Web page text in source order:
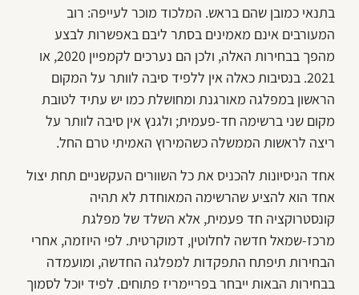
בתנאי כמובן שהם בראש. המלכוד מוכר לעייפה: רוב
המעורבים אינם מאמינים בסתר ליבם באפשרות לבצע
מהפך בבחירות האלה, ולכן הם נערכים לקמפיין 2020, או
2021. בנסיבות כאלה אין ללפיד סיבה לוותר על המקום
הראשון במפלגה מאורגנת ומחושלת כמו יש עתיד לטובת
מקום שני ברשימה חד-פעמית; ולגנץ אין סיבה לוותר על
ריצה לראשות הממשלה כשהמירוץ האמיתי טרם החל.
אחד הניסיונות להכניס את כל השוורים העקשניים תחת יצול
אחד הוא להציע שהרשימה המאוחדת לא תהיה
קונסטרוקציה חד פעמית, אלא השלד של מפלגת
מרכז-שמאל חדשה לחלוטין, דמוקרטית. לפי היוזמה, אחרי
הבחירות תיפתח התפקדות למפלגה החדשה, ומועמדה
בבחירות הבאות ייבחר בפריימריז פתוחים. לפיד יוכל לסמוך